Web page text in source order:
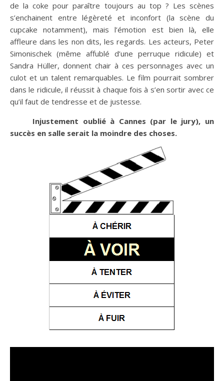
de la coke pour paraître toujours au top ? Les scènes
s’enchainent entre légèreté et inconfort (la scène du
cupcake notamment), mais l’émotion est bien là, elle
affleure dans les non dits, les regards. Les acteurs, Peter
Simonischek (même affublé d’une perruque ridicule) et
Sandra Hüller, donnent chair à ces personnages avec un
culot et un talent remarquables. Le film pourrait sombrer
dans le ridicule, il réussit à chaque fois à s’en sortir avec ce
qu’il faut de tendresse et de justesse.
Injustement oublié à Cannes (par le jury), un
succès en salle serait la moindre des choses.